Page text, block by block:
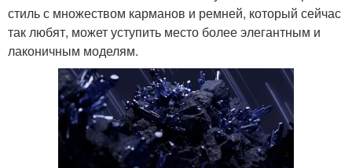
стиль с множеством карманов и ремней, который сейчас
так любят, может уступить место более элегантным и
лаконичным моделям.